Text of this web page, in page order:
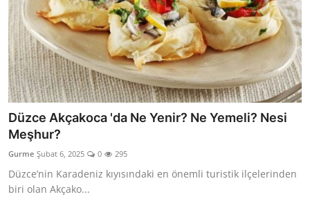
Düzce Akçakoca 'da Ne Yenir? Ne Yemeli? Nesi
Meşhur?
Gurme Şubat 6, 2025 0 295
Düzce’nin Karadeniz kıyısındaki en önemli turistik ilçelerinden
biri olan Akçako...